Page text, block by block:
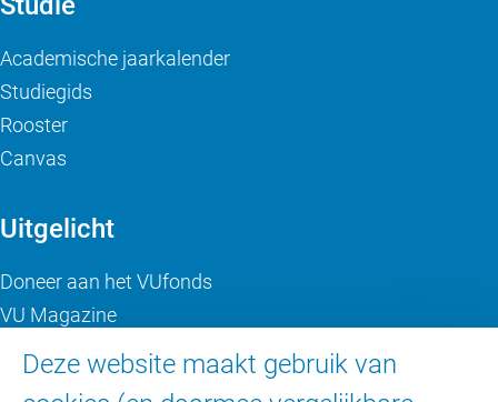
Deze website maakt gebruik van
Academische jaarkalender
Studiegids
Rooster
Canvas
Uitgelicht
Doneer aan het VUfonds
VU Magazine